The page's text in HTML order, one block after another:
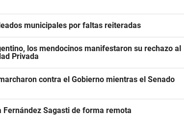
municipales por faltas reiteradas
los mendocinos manifestaron su rechazo al
Privada
contra el Gobierno mientras el Senado
Sagasti de forma remota